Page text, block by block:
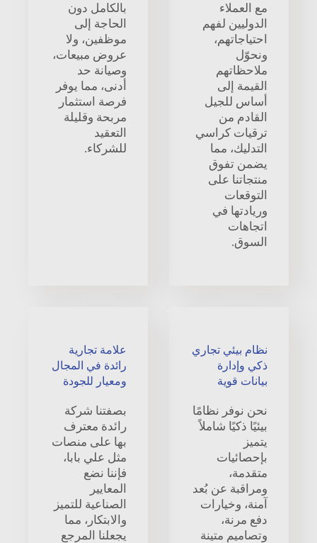
مع العملاء
الدوليين لفهم
احتياجاتهم،
ونحوّل
ملاحظاتهم
القيمة إلى
أساس للجيل
القادم من
ترقيات كراسي
التدليك، مما
يضمن تفوق
منتجاتنا على
التوقعات
وريادتها في
اتجاهات
السوق.
بالكامل دون
الحاجة إلى
موظفين، ولا
عروض مبيعات،
وصيانة حد
أدنى، مما يوفر
فرصة استثمار
مربحة وقليلة
التعقيد
للشركاء.
نظام بيئي تجاري
ذكي وإدارة
بيانات قوية
نحن نوفر نظامًا
بيئيًا ذكيًا شاملاً
يتميز
بإحصائيات
متقدمة،
ومراقبة عن بُعد
آمنة، وخيارات
دفع مرنة،
وتصاميم متينة
علامة تجارية
رائدة في المجال
ومعيار للجودة
بصفتنا شركة
رائدة معترف
بها على منصات
مثل علي بابا،
فإننا نضع
المعايير
الصناعية للتميز
والابتكار، مما
يجعلنا المرجع